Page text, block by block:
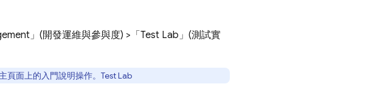
」(開發運維與參與度) >「Test Lab」(測試實
頁面上的入門說明操作。 Test Lab